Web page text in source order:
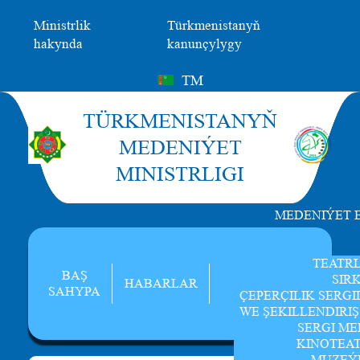
Ministrlik
hakynda
Türkmenistanyň
kanunçylygy
TM
TÜRKMENISTANYŇ
MEDENIÝET
MINISTRLIGI
BAŞ
SAHYPA
HABARLAR
MEDENIÝET
ÇEPERÇILIK
WE
SERGI